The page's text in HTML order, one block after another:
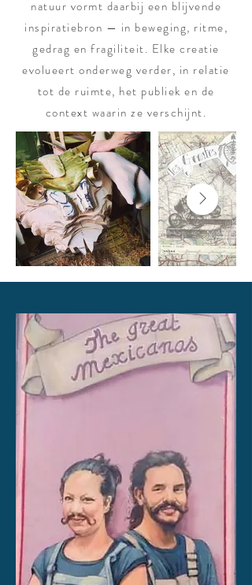
natuur vormt daarbij een blijvende
inspiratiebron — in beweging, ritme,
gedrag en fragiliteit. Elke creatie
evolueert onderweg verder, in relatie
tot de ruimte, het publiek en de
context waarin ze verschijnt.